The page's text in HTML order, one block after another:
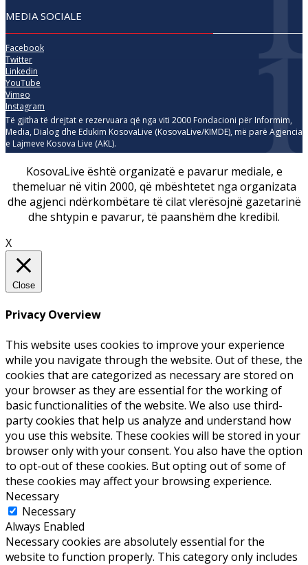
MEDIA SOCIALE
Facebook
Twitter
Linkedin
YouTube
Vimeo
Instagram
Të gjitha të drejtat e rezervuara që nga viti 2000 Fondacioni për Informim,
Media, Dialog dhe Edukim KosovaLive (KosovaLive/KIMDE), më parë Agjencia
e Lajmeve Kosova Live (AKL).
KosovaLive është organizatë e pavarur mediale, e
themeluar në vitin 2000, që mbështetet nga organizata
dhe agjenci ndërkombëtare të cilat vlerësojnë gazetarinë
dhe shtypin e pavarur, të paanshëm dhe kredibil.
X
Close
Privacy Overview
This website uses cookies to improve your experience
while you navigate through the website. Out of these, the
cookies that are categorized as necessary are stored on
your browser as they are essential for the working of
basic functionalities of the website. We also use third-
party cookies that help us analyze and understand how
you use this website. These cookies will be stored in your
browser only with your consent. You also have the option
to opt-out of these cookies. But opting out of some of
these cookies may affect your browsing experience.
Necessary
Necessary
Always Enabled
Necessary cookies are absolutely essential for the
website to function properly. This category only includes